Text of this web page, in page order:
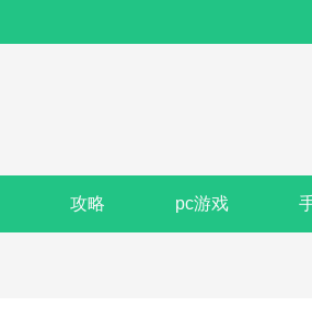
攻略 pc游戏